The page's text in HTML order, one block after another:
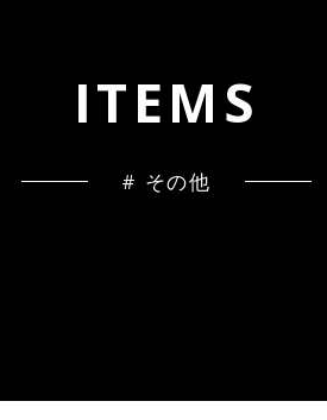
ITEMS
# その他